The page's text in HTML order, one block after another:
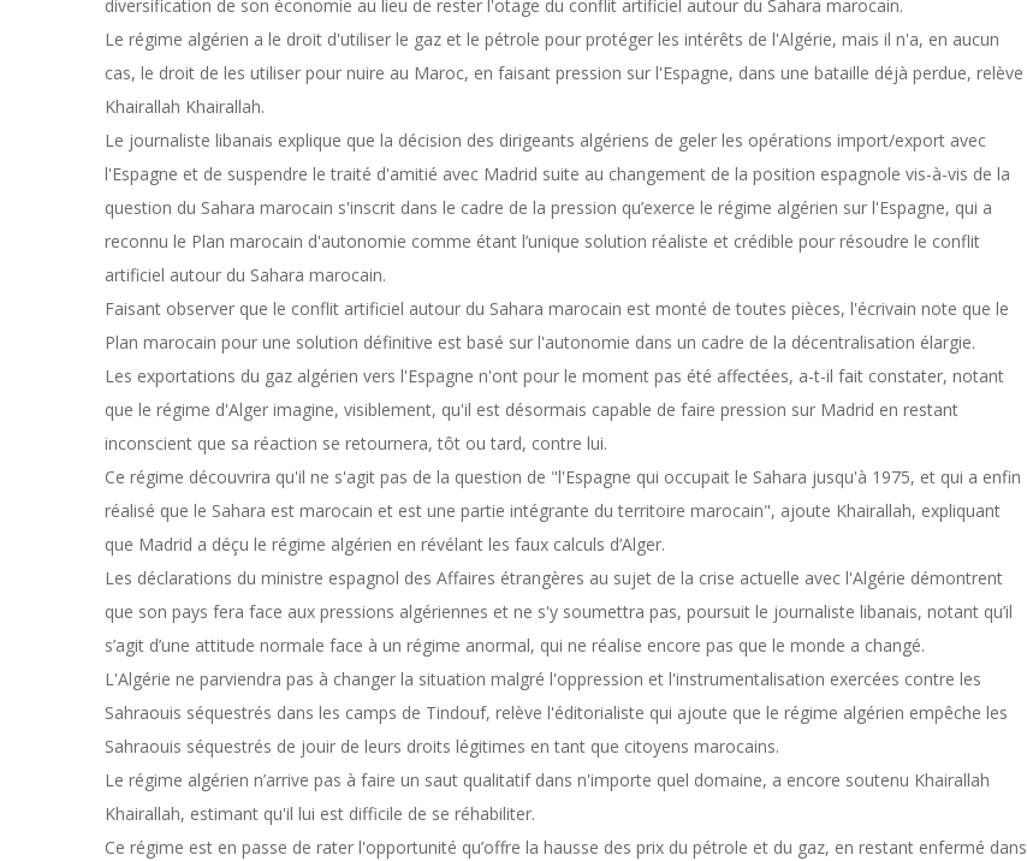
diversification de son économie au lieu de rester l'otage du conflit artificiel autour du Sahara marocain.
Le régime algérien a le droit d'utiliser le gaz et le pétrole pour protéger les intérêts de l'Algérie, mais il n'a, en aucun
cas, le droit de les utiliser pour nuire au Maroc, en faisant pression sur l'Espagne, dans une bataille déjà perdue, relève
Khairallah Khairallah.
Le journaliste libanais explique que la décision des dirigeants algériens de geler les opérations import/export avec
l'Espagne et de suspendre le traité d'amitié avec Madrid suite au changement de la position espagnole vis-à-vis de la
question du Sahara marocain s'inscrit dans le cadre de la pression qu’exerce le régime algérien sur l'Espagne, qui a
reconnu le Plan marocain d'autonomie comme étant l’unique solution réaliste et crédible pour résoudre le conflit
artificiel autour du Sahara marocain.
Faisant observer que le conflit artificiel autour du Sahara marocain est monté de toutes pièces, l'écrivain note que le
Plan marocain pour une solution définitive est basé sur l'autonomie dans un cadre de la décentralisation élargie.
Les exportations du gaz algérien vers l'Espagne n'ont pour le moment pas été affectées, a-t-il fait constater, notant
que le régime d'Alger imagine, visiblement, qu'il est désormais capable de faire pression sur Madrid en restant
inconscient que sa réaction se retournera, tôt ou tard, contre lui.
Ce régime découvrira qu'il ne s'agit pas de la question de "l'Espagne qui occupait le Sahara jusqu'à 1975, et qui a enfin
réalisé que le Sahara est marocain et est une partie intégrante du territoire marocain", ajoute Khairallah, expliquant
que Madrid a déçu le régime algérien en révélant les faux calculs d’Alger.
Les déclarations du ministre espagnol des Affaires étrangères au sujet de la crise actuelle avec l'Algérie démontrent
que son pays fera face aux pressions algériennes et ne s'y soumettra pas, poursuit le journaliste libanais, notant qu’il
s’agit d’une attitude normale face à un régime anormal, qui ne réalise encore pas que le monde a changé.
L'Algérie ne parviendra pas à changer la situation malgré l'oppression et l'instrumentalisation exercées contre les
Sahraouis séquestrés dans les camps de Tindouf, relève l'éditorialiste qui ajoute que le régime algérien empêche les
Sahraouis séquestrés de jouir de leurs droits légitimes en tant que citoyens marocains.
Le régime algérien n’arrive pas à faire un saut qualitatif dans n'importe quel domaine, a encore soutenu Khairallah
Khairallah, estimant qu'il lui est difficile de se réhabiliter.
Ce régime est en passe de rater l'opportunité qu’offre la hausse des prix du pétrole et du gaz, en restant enfermé dans